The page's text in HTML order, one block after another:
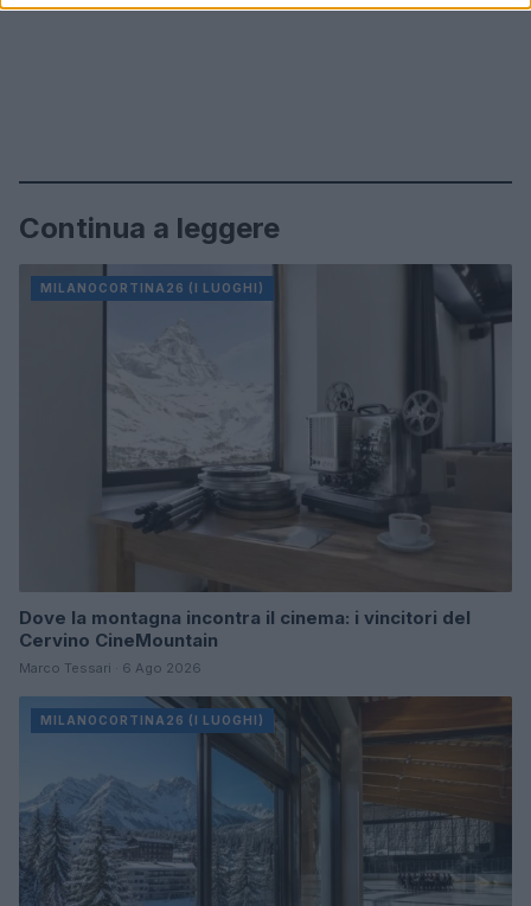
Continua a leggere
MILANOCORTINA26 (I LUOGHI)
Dove la montagna incontra il cinema: i vincitori del
Cervino CineMountain
Marco Tessari · 6 Ago 2026
MILANOCORTINA26 (I LUOGHI)